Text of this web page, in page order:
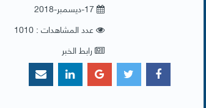
17-ديسمبر-2018
عدد المشاهدات : 1010
رابط الخبر